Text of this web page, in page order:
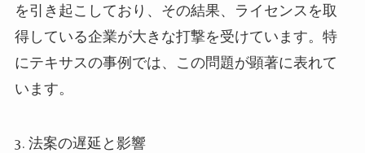
を引き起こしており、その結果、ライセンスを取
得している企業が大きな打撃を受けています。特
にテキサスの事例では、この問題が顕著に表れて
います。
3. 法案の遅延と影響